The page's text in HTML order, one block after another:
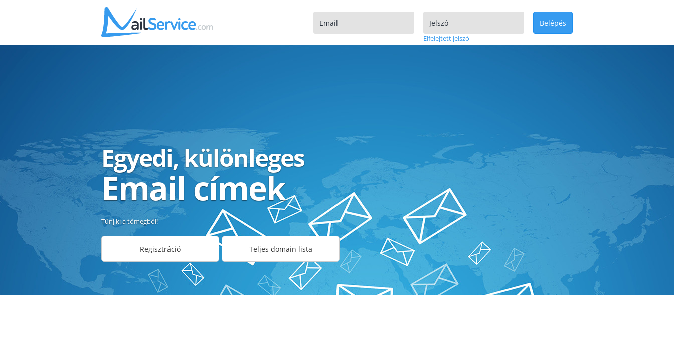
Elfelejtett jelszó
Belépés
Egyedi, különleges
Email címek
Tűnj ki a tömegből!
Regisztráció Teljes domain lista